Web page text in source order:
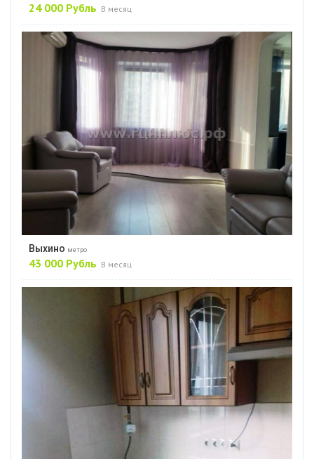
24 000 Рубль В месяц
Выхино метро
43 000 Рубль В месяц